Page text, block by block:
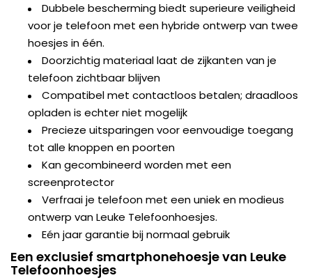
Dubbele bescherming biedt superieure veiligheid
voor je telefoon met een hybride ontwerp van twee
hoesjes in één.
Doorzichtig materiaal laat de zijkanten van je
telefoon zichtbaar blijven
Compatibel met contactloos betalen; draadloos
opladen is echter niet mogelijk
Precieze uitsparingen voor eenvoudige toegang
tot alle knoppen en poorten
Kan gecombineerd worden met een
screenprotector
Verfraai je telefoon met een uniek en modieus
ontwerp van Leuke Telefoonhoesjes.
Eén jaar garantie bij normaal gebruik
Een exclusief smartphonehoesje van Leuke
Telefoonhoesjes